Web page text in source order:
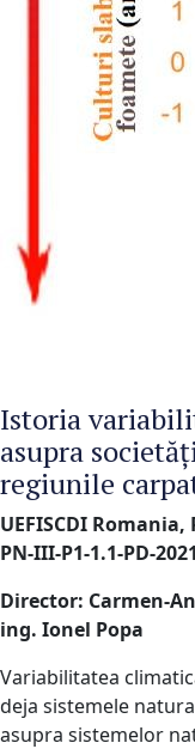
Istoria
asupra
regiunile
UEFISCDI
PN-III-P1-1.1-PD-
Director: Carmen-
ing. Ionel Popa
Variabilitatea
deja sistemele
asupra sistemelor